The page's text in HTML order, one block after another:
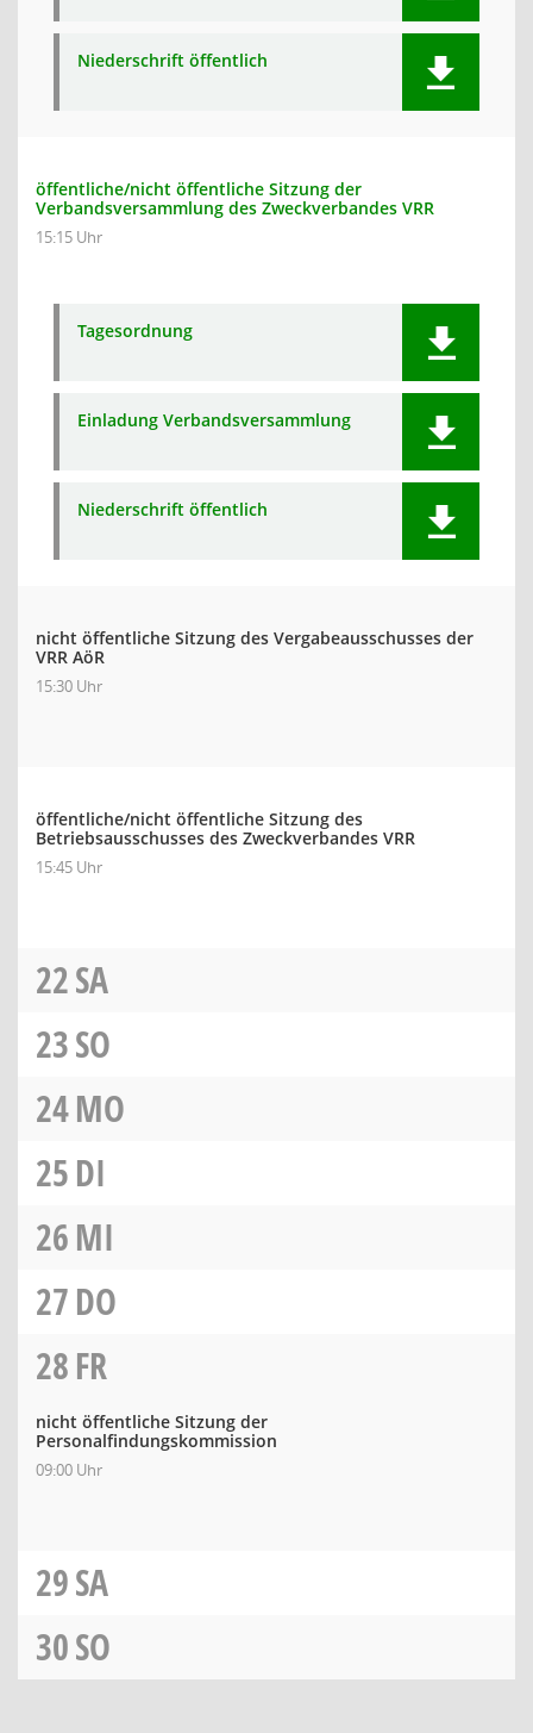
Niederschrift öffentlich
öffentliche/nicht öffentliche Sitzung der
Verbandsversammlung des Zweckverbandes VRR
15:15 Uhr
Tagesordnung
Einladung Verbandsversammlung
Niederschrift öffentlich
nicht öffentliche Sitzung des Vergabeausschusses der
VRR AöR
15:30 Uhr
öffentliche/nicht öffentliche Sitzung des
Betriebsausschusses des Zweckverbandes VRR
15:45 Uhr
22SA
23SO
24MO
25DI
26MI
27DO
28FR
nicht öffentliche Sitzung der
Personalfindungskommission
09:00 Uhr
29SA
30SO